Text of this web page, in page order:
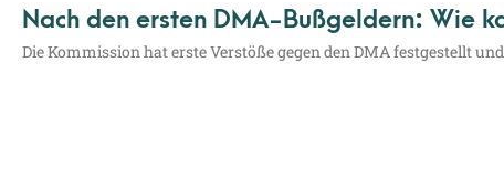
Nach den ersten DMA-Bußgeldern: Wie
Die Kom­mis­si­on hat ers­te Ver­stö­ße gegen den DMA fest­ge­stellt